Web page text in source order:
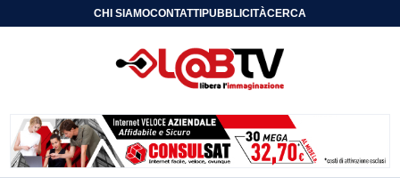
CHI SIAMOCONTATTIPUBBLICITÀCERCA